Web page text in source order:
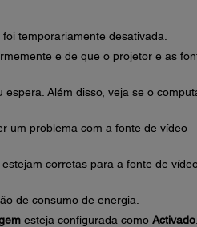
temporariamente desativada.
e de que o projetor e as
Além disso, veja se o
um problema com a fonte de vídeo
corretas para a fonte de
de consumo de energia.
esteja configurada como Activado.